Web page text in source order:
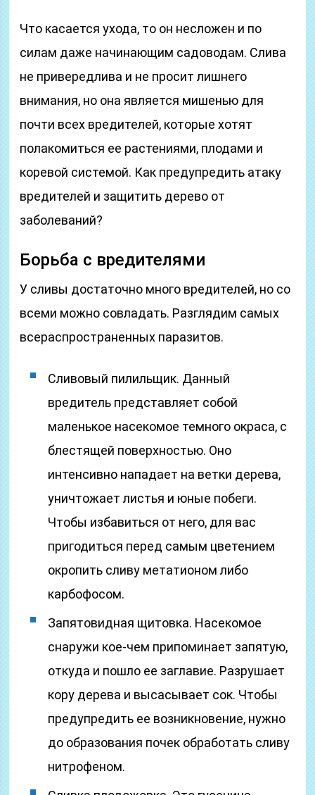
Что касается ухода, то он несложен и по
силам даже начинающим садоводам. Слива
не привередлива и не просит лишнего
внимания, но она является мишенью для
почти всех вредителей, которые хотят
полакомиться ее растениями, плодами и
коревой системой. Как предупредить атаку
вредителей и защитить дерево от
заболеваний?
Борьба с вредителями
У сливы достаточно много вредителей, но со
всеми можно совладать. Разглядим самых
всераспространенных паразитов.
Сливовый пилильщик. Данный
вредитель представляет собой
маленькое насекомое темного окраса, с
блестящей поверхностью. Оно
интенсивно нападает на ветки дерева,
уничтожает листья и юные побеги.
Чтобы избавиться от него, для вас
пригодиться перед самым цветением
окропить сливу метатионом либо
карбофосом.
Запятовидная щитовка. Насекомое
снаружи кое-чем припоминает запятую,
откуда и пошло ее заглавие. Разрушает
кору дерева и высасывает сок. Чтобы
предупредить ее возникновение, нужно
до образования почек обработать сливу
нитрофеном.